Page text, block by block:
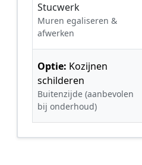
Stucwerk
Muren egaliseren &
afwerken
Optie: Kozijnen
schilderen
Buitenzijde (aanbevolen
bij onderhoud)